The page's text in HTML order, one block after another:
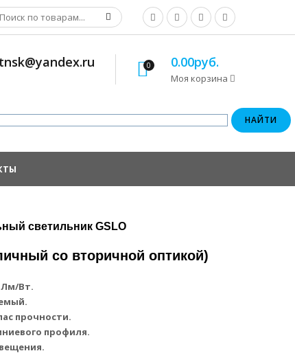
0 0.00руб.
Моя корзина
светильник GSLO
со вторичной оптикой)
Лм/Вт.
прочности.
профиля.